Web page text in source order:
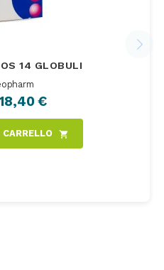
14 GLOBULI
€
shopping_cart